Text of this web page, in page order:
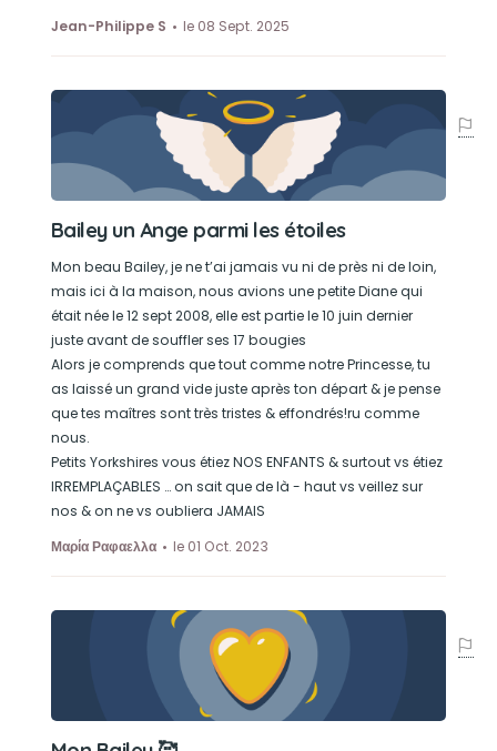
Jean-Philippe S le 08 Sept. 2025
Bailey un Ange parmi les étoiles
Mon beau Bailey, je ne t’ai jamais vu ni de près ni de loin,
mais ici à la maison, nous avions une petite Diane qui
était née le 12 sept 2008, elle est partie le 10 juin dernier
juste avant de souffler ses 17 bougies
Alors je comprends que tout comme notre Princesse, tu
as laissé un grand vide juste après ton départ & je pense
que tes maîtres sont très tristes & effondrés!ru comme
nous.
Petits Yorkshires vous étiez NOS ENFANTS & surtout vs étiez
IRREMPLAÇABLES … on sait que de là - haut vs veillez sur
nos & on ne vs oubliera JAMAIS
Μαρία Ραφαελλα
le 01 Oct. 2023